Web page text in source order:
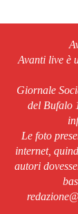
Avanti live è
Giornale
del Bufalo
Le foto
internet,
autori